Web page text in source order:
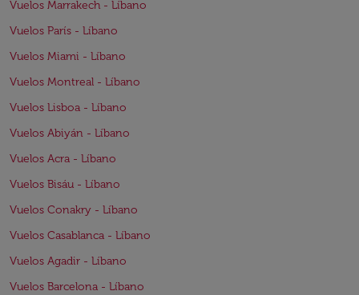
Vuelos Marrakech - Líbano
Vuelos París - Líbano
Vuelos Miami - Líbano
Vuelos Montreal - Líbano
Vuelos Lisboa - Líbano
Vuelos Abiyán - Líbano
Vuelos Acra - Líbano
Vuelos Bisáu - Líbano
Vuelos Conakry - Líbano
Vuelos Casablanca - Líbano
Vuelos Agadir - Líbano
Vuelos Barcelona - Líbano